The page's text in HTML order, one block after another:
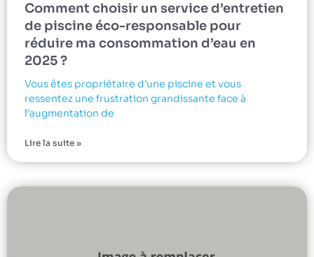
Comment choisir un service d’entretien
de piscine éco-responsable pour
réduire ma consommation d’eau en
2025 ?
Vous êtes propriétaire d’une piscine et vous
ressentez une frustration grandissante face à
l’augmentation de
Lire la suite »